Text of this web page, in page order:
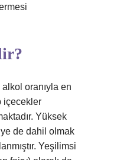
oranıyla en
içecekler
Yüksek
de dahil olmak
Yeşilimsi